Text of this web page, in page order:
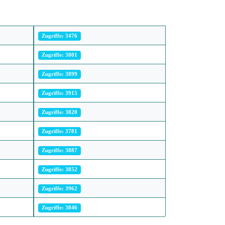
Zugriffe: 3476
Zugriffe: 3801
Zugriffe: 3899
Zugriffe: 3915
Zugriffe: 3820
Zugriffe: 3781
Zugriffe: 3887
Zugriffe: 3852
Zugriffe: 3962
Zugriffe: 3846